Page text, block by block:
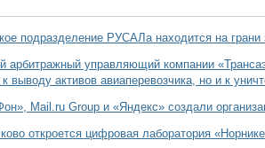
подразделение РУСАЛа находится на грани
арбитражный управляющий компании
к выводу активов авиаперевозчика, но и к
Mail.ru Group и «Яндекс» создали
откроется цифровая лаборатория